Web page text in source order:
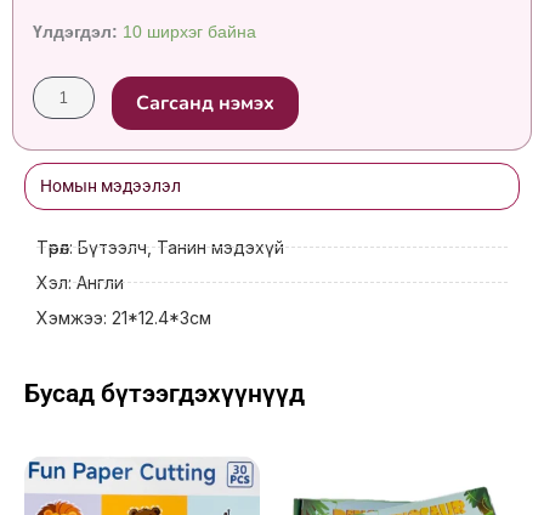
Үлдэгдэл: 10 ширхэг байна
Symmetrical
Drawing
Book
quantity
Сагсанд нэмэх
Номын мэдээлэл
Төрөл: Бүтээлч, Танин мэдэхүй
Хэл: Англи
Хэмжээ: 21*12.4*3см
Бусад бүтээгдэхүүнүүд